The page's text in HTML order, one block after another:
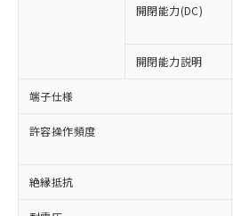
開閉能力(DC)
開閉能力説明
端子仕様
許容操作頻度
絶縁抵抗
本サービスは、当社
商品の当社在庫状況
(税抜)を提供させて
本サービスの対象外
ことをご了承くださ
在庫状況および標準
記載している更新日
タに基づき作成され
覧された時点での実
非含有の対応状況を調査
非該当品：ライセンス料
害物質有無と関係のない商
仕入先様の事情により、非
いたものが、含有品と判
むを得ず変更することがあ
鉛(Pb) 1000ppm以下、 水銀(Hg)
六価クロム(Cr(Ⅵ)) 1000ppm以下
※1 中国RoHS○×表
「○」：最大均質材料含有
基準値以下であることを示
「×」：最大均質材料含有
基準値を超えていることを
「－」：未確認です。当社
*中国RoHS10物質の基準値 (GB/
Pb(鉛) :1000ppm、 Hg(水銀) :
当社は、これら貴社
為替および外国貿易
（以下｢規制貨物等
または国外への提供
国政府の輸出許可(ま
可)を取得するなど